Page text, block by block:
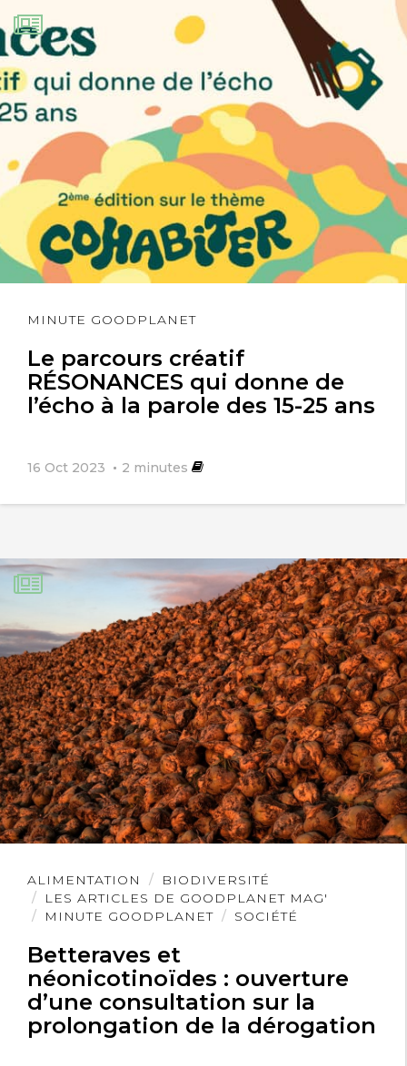
charles de lorgeril 23 juillet 2024
JE MANIFESTE MON APPUI
INCONDITIONNEL POUR LA LIBéRATION
DE PAUL WATSON INJUSTEMENT
EMPRISONNé !
ESQUIROL DANIELLE 23 juillet 2024
IL A PASSE SA VIE A SAUVER LE MONDE
Michel 23 juillet 2024
Surtout ce serait une honte à la France
extradé Paul Watson le seul qui protège
le milieu aquatique
Bretaire Michel 23 juillet 2024
Il faut frapper le Japon au porte feuille,
n’achetons plus ni leurs autos/motos ni
leurs écrans ect ..
MINUTE GOODPLANET
Le parcours créatif
RÉSONANCES qui donne de
l’écho à la parole des 15-25 ans
16 Oct 2023 2 minutes
Lire
ALIMENTATION
BIODIVERSITÉ
LES ARTICLES DE GOODPLANET MAG'
MINUTE GOODPLANET
SOCIÉTÉ
Betteraves et
néonicotinoïdes : ouverture
d’une consultation sur la
prolongation de la dérogation
Lire
l'article